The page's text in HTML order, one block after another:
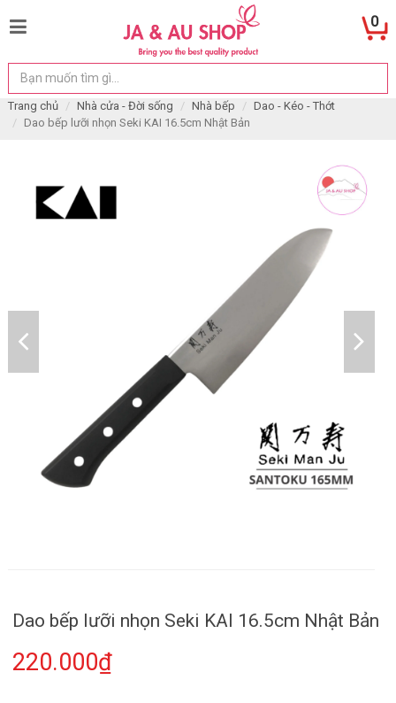
0
Trang chủ Nhà cửa - Đời sống Nhà bếp
Dao - Kéo - Thớt
Dao bếp lưỡi nhọn Seki KAI 16.5cm Nhật Bản
Dao bếp lưỡi nhọn Seki KAI 16.5cm Nhật Bản
220.000₫